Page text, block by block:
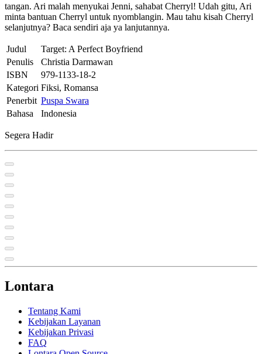
tangan. Ari malah menyukai Jenni, sahabat Cherryl! Udah gitu, Ari
minta bantuan Cherryl untuk nyomblangin. Mau tahu kisah Cherryl
selanjutnya? Baca sendiri aja ya lanjutannya.
Judul
Target: A Perfect Boyfriend
Penulis
Christia Darmawan
ISBN
979-1133-18-2
Kategori Fiksi, Romansa
Penerbit Puspa Swara
Bahasa
Indonesia
Segera Hadir
Lontara
Tentang Kami
Kebijakan Layanan
Kebijakan Privasi
FAQ